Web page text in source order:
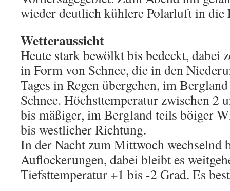
wieder deutlich kühlere Polarluft in die
Wetteraussicht
Heute stark bewölkt bis bedeckt, dabei
in Form von Schnee, die in den
Tages in Regen übergehen, im
Schnee. Höchsttemperatur zwischen 2
bis mäßiger, im Bergland teils böiger
bis westlicher Richtung.
In der Nacht zum Mittwoch wechselnd
Auflockerungen, dabei bleibt es
Tiefsttemperatur +1 bis -2 Grad. Es